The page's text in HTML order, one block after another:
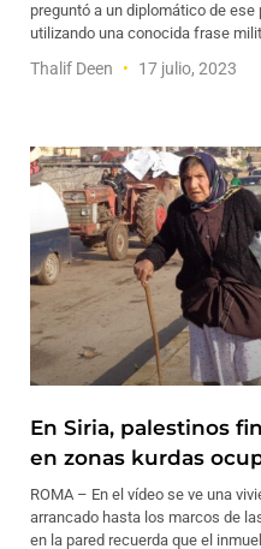
preguntó a un diplomático de
utilizando una conocida frase
Thalif Deen 17 julio, 2023
En Siria, palestinos
en zonas kurdas
ROMA – En el vídeo se ve una
arrancado hasta los marcos de
en la pared recuerda que el